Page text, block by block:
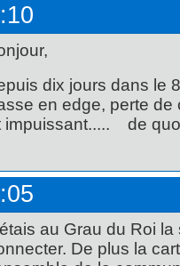
dix jours dans le
en edge, perte
impuissant..... de
au Grau du Roi
De plus la